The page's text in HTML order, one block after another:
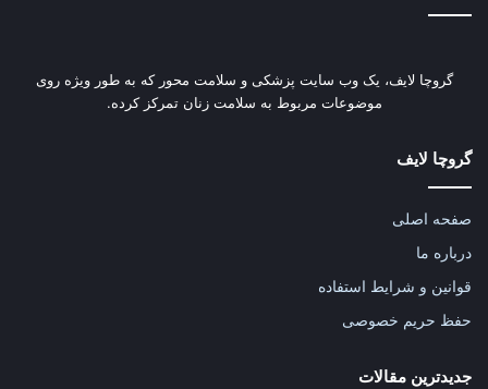
گروچا لایف، یک وب‌ سایت پزشکی و سلامت محور که به طور ویژه روی
موضوعات مربوط به سلامت زنان تمرکز کرده.
گروچا لایف
صفحه اصلی
درباره ما
قوانین و شرایط استفاده
حفظ حریم خصوصی
جدیدترین مقالات